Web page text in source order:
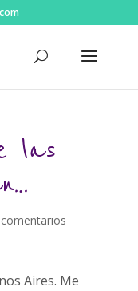
las
Aires. Me